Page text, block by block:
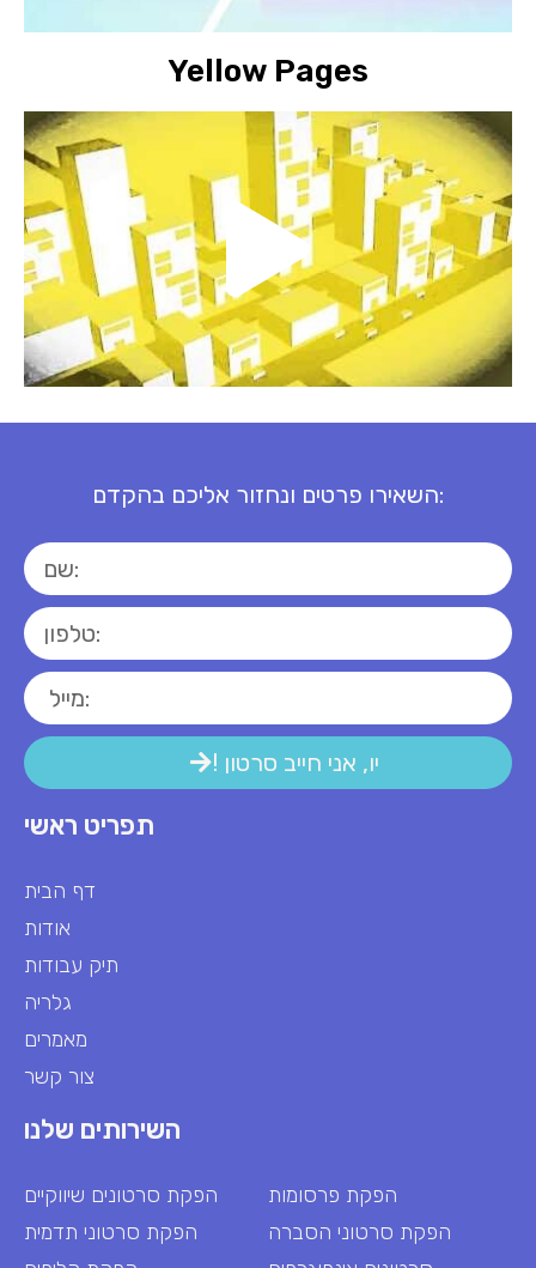
Yellow Pages
השאירו פרטים ונחזור אליכם בהקדם:
! יו, אני חייב סרטון
תפריט ראשי
דף הבית
אודות
תיק עבודות
גלריה
מאמרים
צור קשר
השירותים שלנו
הפקת סרטונים שיווקיים
הפקת סרטוני תדמית
הפקת פרסומות
הפקת סרטוני הסברה